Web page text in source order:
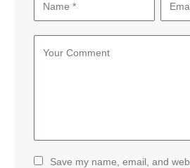
Save my name, email, and